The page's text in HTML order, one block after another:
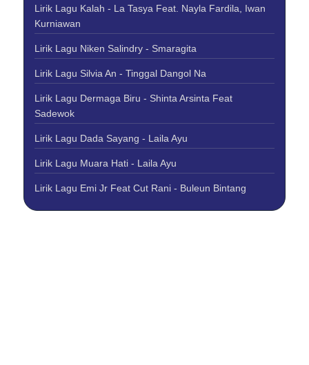
Lirik Lagu Kalah - La Tasya Feat. Nayla Fardila, Iwan
Kurniawan
Lirik Lagu Niken Salindry - Smaragita
Lirik Lagu Silvia An - Tinggal Dangol Na
Lirik Lagu Dermaga Biru - Shinta Arsinta Feat
Sadewok
Lirik Lagu Dada Sayang - Laila Ayu
Lirik Lagu Muara Hati - Laila Ayu
Lirik Lagu Emi Jr Feat Cut Rani - Buleun Bintang